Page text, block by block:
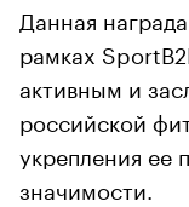
Данная
рамках
активным и
российской
укрепления ее
значимости.